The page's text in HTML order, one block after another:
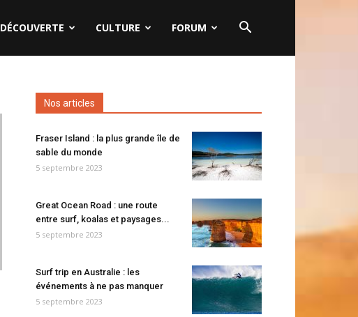
DÉCOUVERTE CULTURE FORUM
Nos articles
Fraser Island : la plus grande île de
sable du monde
5 septembre 2023
Great Ocean Road : une route
entre surf, koalas et paysages...
5 septembre 2023
Surf trip en Australie : les
événements à ne pas manquer
5 septembre 2023